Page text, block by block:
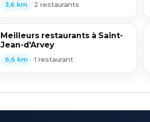
3,6 km •2 restaurants
Meilleurs restaurants à Saint-
Jean-d'Arvey
6,6 km •1 restaurant